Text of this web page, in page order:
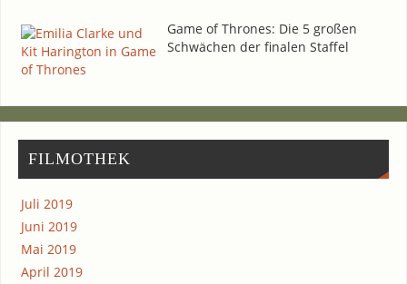
Game of Thro­nes: Die 5 gro­ßen
Schwä­chen der fina­len Staffel
FIL­MO­THEK
Juli 2019
Juni 2019
Mai 2019
April 2019